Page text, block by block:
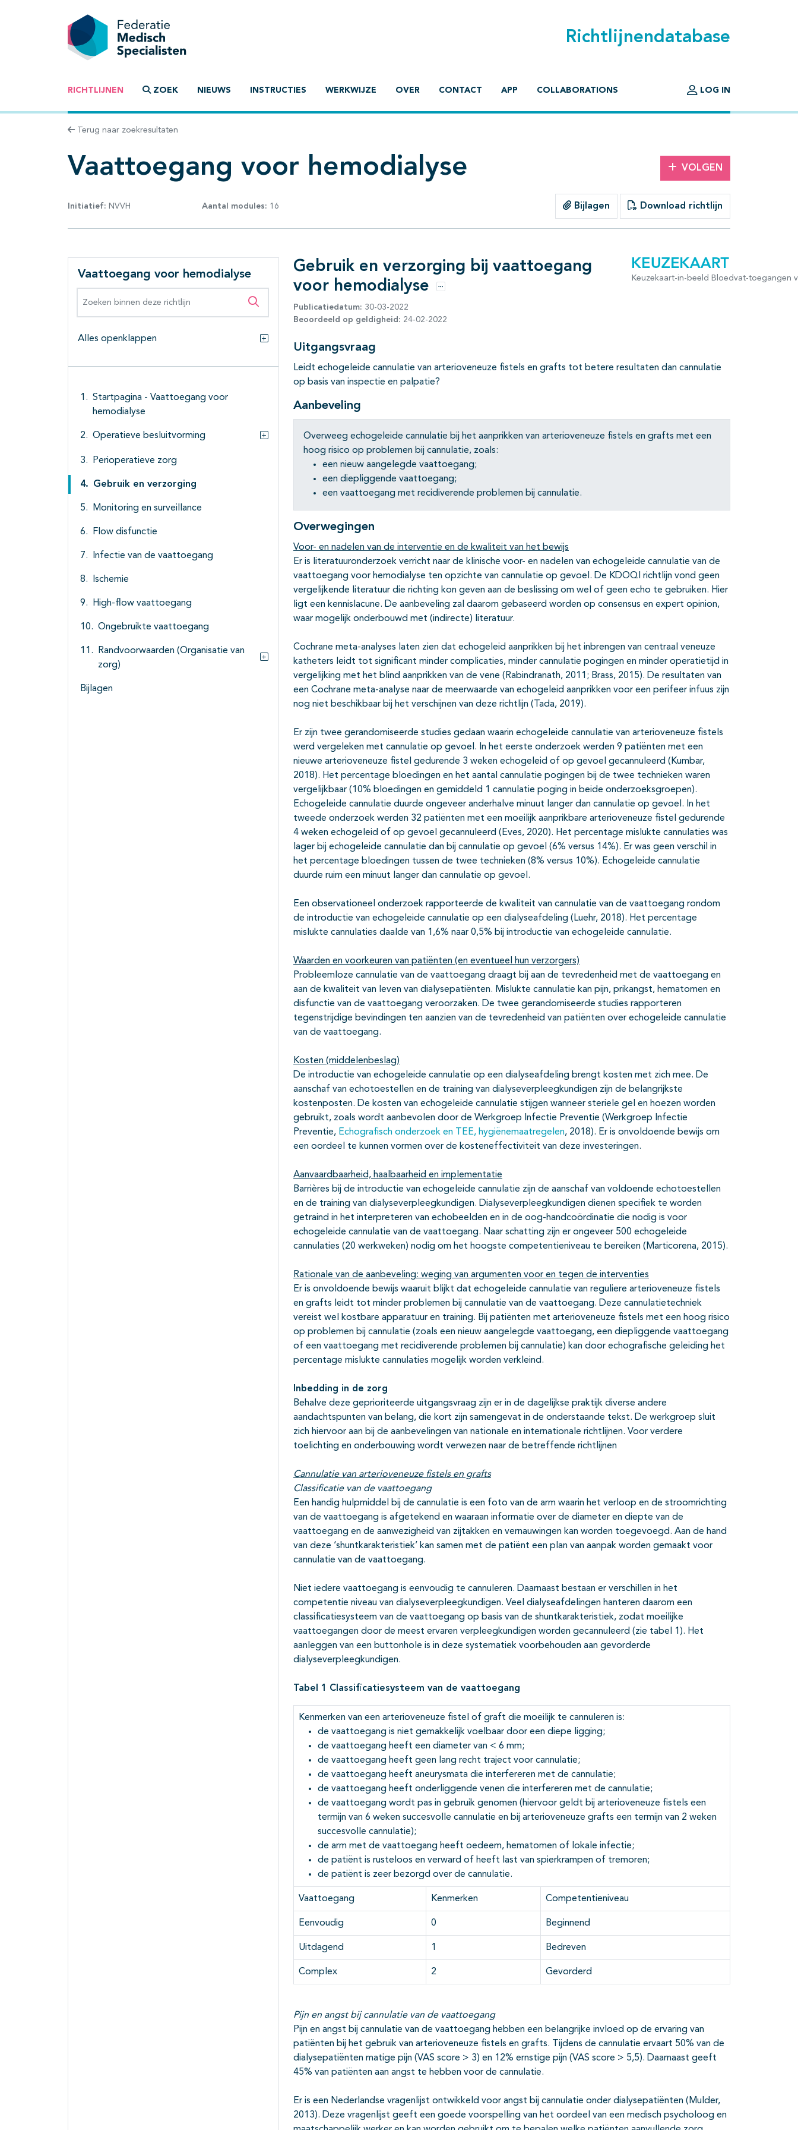
Richtlijnendatabase
RICHTLIJNEN ZOEK NIEUWS INSTRUCTIES WERKWIJZE OVER CONTACT APP COLLABORATIONS LOG IN
Terug naar zoekresultaten
Vaattoegang voor hemodialyse VOLGEN
Initiatief: NVVH Aantal modules: 16 Bijlagen Download richtlijn
Vaattoegang voor hemodialyse
Zoeken binnen deze richtlijn
Alles openklappen
Alles openklappen
Startpagina - Vaattoegang voor
hemodialyse
Operatieve besluitvorming
Subpagina's open- en dichtklappen
Perioperatieve zorg
Gebruik en verzorging
Monitoring en surveillance
Flow disfunctie
Infectie van de vaattoegang
Ischemie
High-flow vaattoegang
Ongebruikte vaattoegang
Randvoorwaarden (Organisatie van
zorg)
Subpagina's open- en dichtklappen
Bijlagen
Gebruik en verzorging bij vaattoegang
voor hemodialyse
Opties
Publicatiedatum: 30-03-2022
Beoordeeld op geldigheid: 24-02-2022
Keuzekaart-in-beeld Bloedvat-toegangen
Uitgangsvraag
Leidt echogeleide cannulatie van arterioveneuze fistels en grafts tot betere resultaten dan cannulatie
op basis van inspectie en palpatie?
Aanbeveling
Overweeg echogeleide cannulatie bij het aanprikken van arterioveneuze fistels en grafts met een
hoog risico op problemen bij cannulatie, zoals:
een nieuw aangelegde vaattoegang;
een diepliggende vaattoegang;
een vaattoegang met recidiverende problemen bij cannulatie.
Overwegingen
Voor- en nadelen van de interventie en de kwaliteit van het bewijs
Er is literatuuronderzoek verricht naar de klinische voor- en nadelen van echogeleide cannulatie van de
vaattoegang voor hemodialyse ten opzichte van cannulatie op gevoel. De KDOQI richtlijn vond geen
vergelijkende literatuur die richting kon geven aan de beslissing om wel of geen echo te gebruiken. Hier
ligt een kennislacune. De aanbeveling zal daarom gebaseerd worden op consensus en expert opinion,
waar mogelijk onderbouwd met (indirecte) literatuur.
Cochrane meta-analyses laten zien dat echogeleid aanprikken bij het inbrengen van centraal veneuze
katheters leidt tot significant minder complicaties, minder cannulatie pogingen en minder operatietijd in
vergelijking met het blind aanprikken van de vene (Rabindranath, 2011; Brass, 2015). De resultaten van
een Cochrane meta-analyse naar de meerwaarde van echogeleid aanprikken voor een perifeer infuus zijn
nog niet beschikbaar bij het verschijnen van deze richtlijn (Tada, 2019).
Er zijn twee gerandomiseerde studies gedaan waarin echogeleide cannulatie van arterioveneuze fistels
werd vergeleken met cannulatie op gevoel. In het eerste onderzoek werden 9 patiënten met een
nieuwe arterioveneuze fistel gedurende 3 weken echogeleid of op gevoel gecannuleerd (Kumbar,
2018). Het percentage bloedingen en het aantal cannulatie pogingen bij de twee technieken waren
vergelijkbaar (10% bloedingen en gemiddeld 1 cannulatie poging in beide onderzoeksgroepen).
Echogeleide cannulatie duurde ongeveer anderhalve minuut langer dan cannulatie op gevoel. In het
tweede onderzoek werden 32 patiënten met een moeilijk aanprikbare arterioveneuze fistel gedurende
4 weken echogeleid of op gevoel gecannuleerd (Eves, 2020). Het percentage mislukte cannulaties was
lager bij echogeleide cannulatie dan bij cannulatie op gevoel (6% versus 14%). Er was geen verschil in
het percentage bloedingen tussen de twee technieken (8% versus 10%). Echogeleide cannulatie
duurde ruim een minuut langer dan cannulatie op gevoel.
Een observationeel onderzoek rapporteerde de kwaliteit van cannulatie van de vaattoegang rondom
de introductie van echogeleide cannulatie op een dialyseafdeling (Luehr, 2018). Het percentage
mislukte cannulaties daalde van 1,6% naar 0,5% bij introductie van echogeleide cannulatie.
Waarden en voorkeuren van patiënten (en eventueel hun verzorgers)
Probleemloze cannulatie van de vaattoegang draagt bij aan de tevredenheid met de vaattoegang en
aan de kwaliteit van leven van dialysepatiënten. Mislukte cannulatie kan pijn, prikangst, hematomen en
disfunctie van de vaattoegang veroorzaken. De twee gerandomiseerde studies rapporteren
tegenstrijdige bevindingen ten aanzien van de tevredenheid van patiënten over echogeleide cannulatie
van de vaattoegang.
Kosten (middelenbeslag)
De introductie van echogeleide cannulatie op een dialyseafdeling brengt kosten met zich mee. De
aanschaf van echotoestellen en de training van dialyseverpleegkundigen zijn de belangrijkste
kostenposten. De kosten van echogeleide cannulatie stijgen wanneer steriele gel en hoezen worden
gebruikt, zoals wordt aanbevolen door de Werkgroep Infectie Preventie (Werkgroep Infectie
Preventie, Echografisch onderzoek en TEE, hygiënemaatregelen, 2018). Er is onvoldoende bewijs om
een oordeel te kunnen vormen over de kosteneffectiviteit van deze investeringen.
Aanvaardbaarheid, haalbaarheid en implementatie
Barrières bij de introductie van echogeleide cannulatie zijn de aanschaf van voldoende echotoestellen
en de training van dialyseverpleegkundigen. Dialyseverpleegkundigen dienen specifiek te worden
getraind in het interpreteren van echobeelden en in de oog-handcoördinatie die nodig is voor
echogeleide cannulatie van de vaattoegang. Naar schatting zijn er ongeveer 500 echogeleide
cannulaties (20 werkweken) nodig om het hoogste competentieniveau te bereiken (Marticorena, 2015).
Rationale van de aanbeveling: weging van argumenten voor en tegen de interventies
Er is onvoldoende bewijs waaruit blijkt dat echogeleide cannulatie van reguliere arterioveneuze fistels
en grafts leidt tot minder problemen bij cannulatie van de vaattoegang. Deze cannulatietechniek
vereist wel kostbare apparatuur en training. Bij patiënten met arterioveneuze fistels met een hoog risico
op problemen bij cannulatie (zoals een nieuw aangelegde vaattoegang, een diepliggende vaattoegang
of een vaattoegang met recidiverende problemen bij cannulatie) kan door echografische geleiding het
percentage mislukte cannulaties mogelijk worden verkleind.
Inbedding in de zorg
Behalve deze geprioriteerde uitgangsvraag zijn er in de dagelijkse praktijk diverse andere
aandachtspunten van belang, die kort zijn samengevat in de onderstaande tekst. De werkgroep sluit
zich hiervoor aan bij de aanbevelingen van nationale en internationale richtlijnen. Voor verdere
toelichting en onderbouwing wordt verwezen naar de betreffende richtlijnen
Cannulatie van arterioveneuze fistels en grafts
Classificatie van de vaattoegang
Een handig hulpmiddel bij de cannulatie is een foto van de arm waarin het verloop en de stroomrichting
van de vaattoegang is afgetekend en waaraan informatie over de diameter en diepte van de
vaattoegang en de aanwezigheid van zijtakken en vernauwingen kan worden toegevoegd. Aan de hand
van deze ‘shuntkarakteristiek’ kan samen met de patiënt een plan van aanpak worden gemaakt voor
cannulatie van de vaattoegang.
Niet iedere vaattoegang is eenvoudig te cannuleren. Daarnaast bestaan er verschillen in het
competentie niveau van dialyseverpleegkundigen. Veel dialyseafdelingen hanteren daarom een
classificatiesysteem van de vaattoegang op basis van de shuntkarakteristiek, zodat moeilijke
vaattoegangen door de meest ervaren verpleegkundigen worden gecannuleerd (zie tabel 1). Het
aanleggen van een buttonhole is in deze systematiek voorbehouden aan gevorderde
dialyseverpleegkundigen.
Tabel 1 Classificatiesysteem van de vaattoegang
Kenmerken van een arterioveneuze fistel of graft die moeilijk te cannuleren is:
de vaattoegang is niet gemakkelijk voelbaar door een diepe ligging;
de vaattoegang heeft een diameter van < 6 mm;
de vaattoegang heeft geen lang recht traject voor cannulatie;
de vaattoegang heeft aneurysmata die interfereren met de cannulatie;
de vaattoegang heeft onderliggende venen die interfereren met de cannulatie;
de vaattoegang wordt pas in gebruik genomen (hiervoor geldt bij arterioveneuze fistels een
termijn van 6 weken succesvolle cannulatie en bij arterioveneuze grafts een termijn van 2 weken
succesvolle cannulatie);
de arm met de vaattoegang heeft oedeem, hematomen of lokale infectie;
de patiënt is rusteloos en verward of heeft last van spierkrampen of tremoren;
de patiënt is zeer bezorgd over de cannulatie.
Vaattoegang Kenmerken Competentieniveau
Eenvoudig 0 Beginnend
Uitdagend 1 Bedreven
Complex 2 Gevorderd
Pijn en angst bij cannulatie van de vaattoegang
Pijn en angst bij cannulatie van de vaattoegang hebben een belangrijke invloed op de ervaring van
patiënten bij het gebruik van arterioveneuze fistels en grafts. Tijdens de cannulatie ervaart 50% van de
dialysepatiënten matige pijn (VAS score > 3) en 12% ernstige pijn (VAS score > 5,5). Daarnaast geeft
45% van patiënten aan angst te hebben voor de cannulatie.
Er is een Nederlandse vragenlijst ontwikkeld voor angst bij cannulatie onder dialysepatiënten (Mulder,
2013). Deze vragenlijst geeft een goede voorspelling van het oordeel van een medisch psycholoog en